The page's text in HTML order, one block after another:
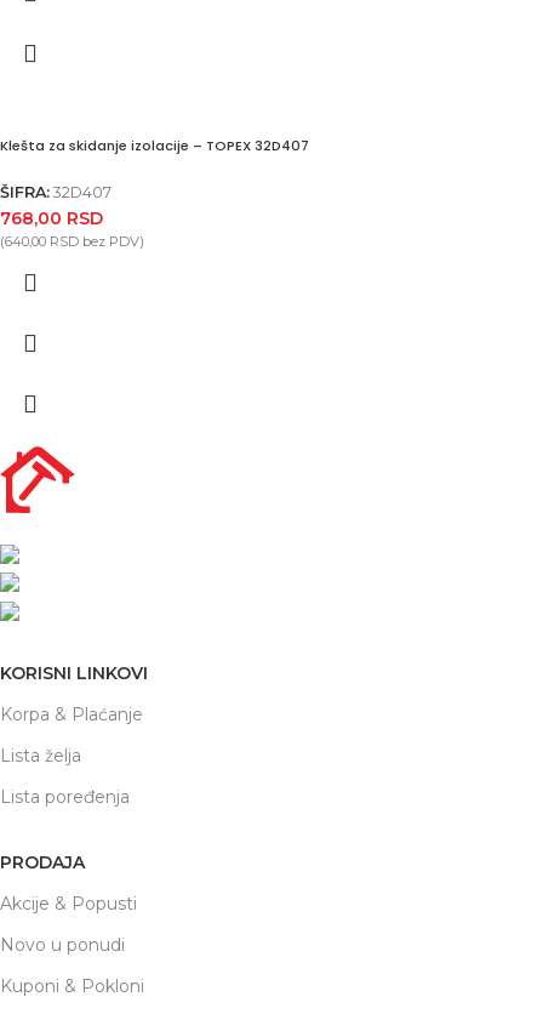
Klešta za skidanje izolacije – TOPEX 32D407
ŠIFRA: 32D407
768,00 RSD
(640,00 RSD bez PDV)
KORISNI LINKOVI
Korpa & Plaćanje
Lista želja
Lista poređenja
PRODAJA
Akcije & Popusti
Novo u ponudi
Kuponi & Pokloni